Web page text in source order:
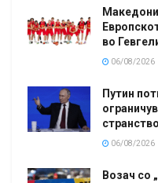
во
06/08/2026
Путин
странство
06/08/2026
Возач со